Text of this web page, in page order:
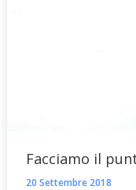
Facciamo il
20 Settembre 2018